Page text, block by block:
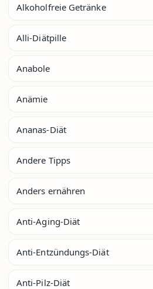
Alkoholfreie Getränke
Alli-Diätpille
Anabole
Anämie
Ananas-Diät
Andere Tipps
Anders ernähren
Anti-Aging-Diät
Anti-Entzündungs-Diät
Anti-Pilz-Diät